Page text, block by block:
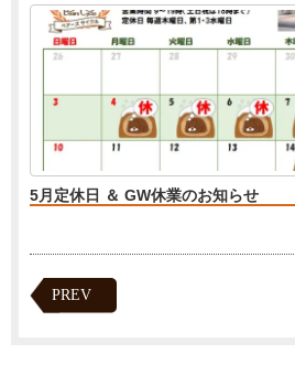
5月定休日 ＆ GW休業のお知らせ
PREV